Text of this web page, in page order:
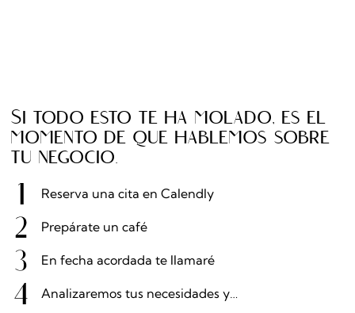
Si todo esto te ha molado, es el
momento de que hablemos sobre
tu negocio.
Reserva una cita en Calendly
Prepárate un café
En fecha acordada te llamaré
Analizaremos tus necesidades y…